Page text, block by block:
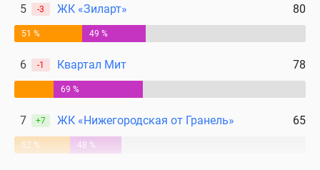
5 -3 ЖК «Зиларт» 80
51 % 49 %
6 -1 Квартал Мит 78
69 %
7 +7 ЖК «Нижегородская от Гранель» 65
52 % 48 %